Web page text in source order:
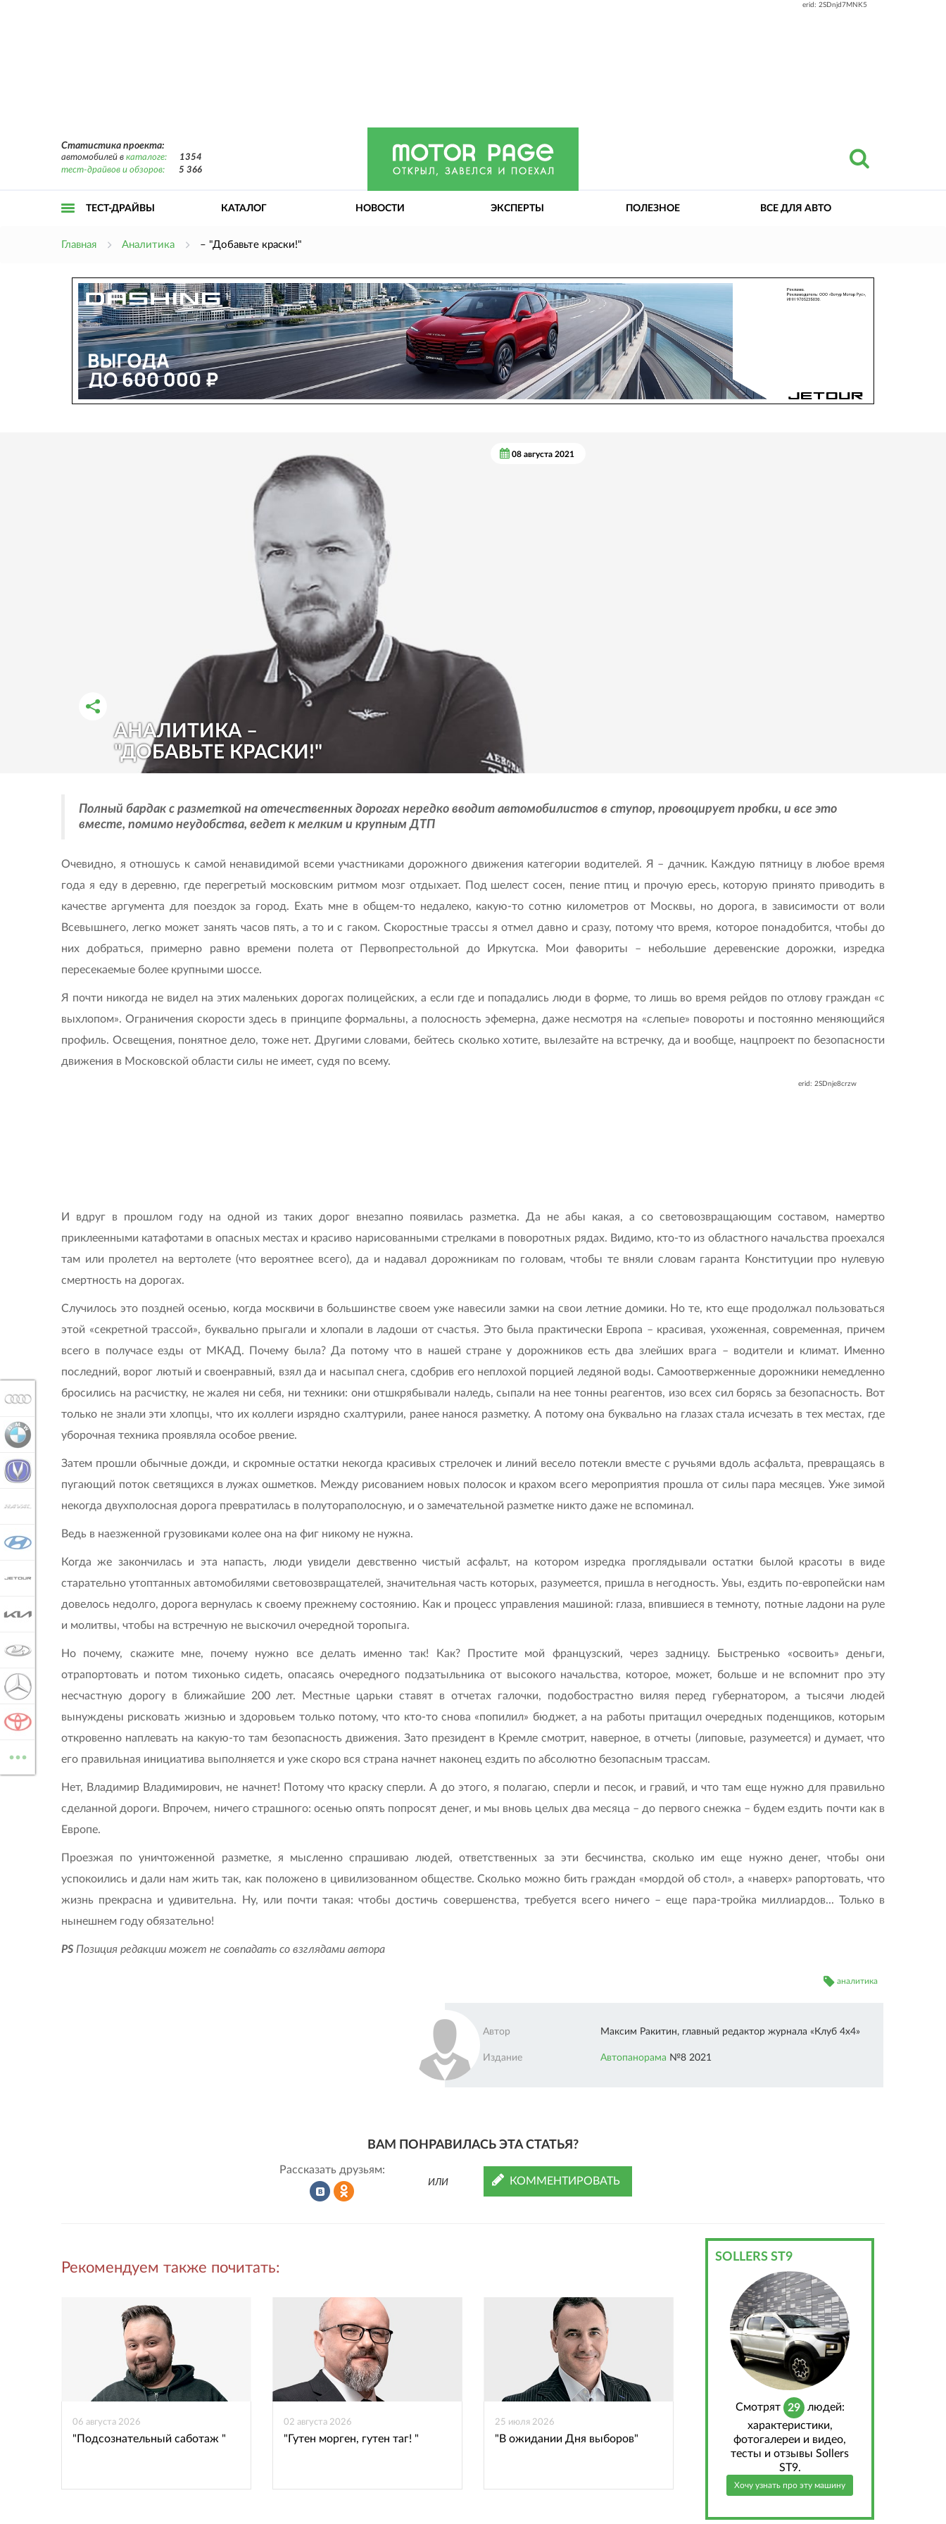
erid: 2SDnjd7MNK5
Статистика проекта:
автомобилей в каталоге:
1354
тест-драйвов и обзоров:
5 366
меню
ТЕСТ-ДРАЙВЫ КАТАЛОГ НОВОСТИ ЭКСПЕРТЫ ПОЛЕЗНОЕ ВСЕ ДЛЯ АВТО
Главная Аналитика – "Добавьте краски!"
АНАЛИТИКА –
"ДОБАВЬТЕ КРАСКИ!"
08 августа 2021
РАССКАЗАТЬ ВО ВКОНТАКТЕ
РАССКАЗАТЬ В ОДНОКЛАССНИКАХ
Полный бардак с разметкой на отечественных дорогах нередко вводит автомобилистов в ступор, провоцирует пробки, и все это
вместе, помимо неудобства, ведет к мелким и крупным ДТП
Очевидно, я отношусь к самой ненавидимой всеми участниками дорожного движения категории водителей. Я – дачник. Каждую пятницу в любое время
года я еду в деревню, где перегретый московским ритмом мозг отдыхает. Под шелест сосен, пение птиц и прочую ересь, которую принято приводить в
качестве аргумента для поездок за город. Ехать мне в общем-то недалеко, какую-то сотню километров от Москвы, но дорога, в зависимости от воли
Всевышнего, легко может занять часов пять, а то и с гаком. Скоростные трассы я отмел давно и сразу, потому что время, которое понадобится, чтобы до
них добраться, примерно равно времени полета от Первопрестольной до Иркутска. Мои фавориты – небольшие деревенские дорожки, изредка
пересекаемые более крупными шоссе.
Я почти никогда не видел на этих маленьких дорогах полицейских, а если где и попадались люди в форме, то лишь во время рейдов по отлову граждан «с
выхлопом». Ограничения скорости здесь в принципе формальны, а полосность эфемерна, даже несмотря на «слепые» повороты и постоянно меняющийся
профиль. Освещения, понятное дело, тоже нет. Другими словами, бейтесь сколько хотите, вылезайте на встречку, да и вообще, нацпроект по безопасности
движения в Московской области силы не имеет, судя по всему.
erid: 2SDnje8crzw
И вдруг в прошлом году на одной из таких дорог внезапно появилась разметка. Да не абы какая, а со световозвращающим составом, намертво
приклеенными катафотами в опасных местах и красиво нарисованными стрелками в поворотных рядах. Видимо, кто-то из областного начальства проехался
там или пролетел на вертолете (что вероятнее всего), да и надавал дорожникам по головам, чтобы те вняли словам гаранта Конституции про нулевую
смертность на дорогах.
Случилось это поздней осенью, когда москвичи в большинстве своем уже навесили замки на свои летние домики. Но те, кто еще продолжал пользоваться
этой «секретной трассой», буквально прыгали и хлопали в ладоши от счастья. Это была практически Европа – красивая, ухоженная, современная, причем
всего в получасе езды от МКАД. Почему была? Да потому что в нашей стране у дорожников есть два злейших врага – водители и климат. Именно
последний, ворог лютый и своенравный, взял да и насыпал снега, сдобрив его неплохой порцией ледяной воды. Самоотверженные дорожники немедленно
бросились на расчистку, не жалея ни себя, ни техники: они отшкрябывали наледь, сыпали на нее тонны реагентов, изо всех сил борясь за безопасность. Вот
только не знали эти хлопцы, что их коллеги изрядно схалтурили, ранее нанося разметку. А потому она буквально на глазах стала исчезать в тех местах, где
уборочная техника проявляла особое рвение.
Затем прошли обычные дожди, и скромные остатки некогда красивых стрелочек и линий весело потекли вместе с ручьями вдоль асфальта, превращаясь в
пугающий поток светящихся в лужах ошметков. Между рисованием новых полосок и крахом всего мероприятия прошла от силы пара месяцев. Уже зимой
некогда двухполосная дорога превратилась в полутораполосную, и о замечательной разметке никто даже не вспоминал.
Ведь в наезженной грузовиками колее она на фиг никому не нужна.
Когда же закончилась и эта напасть, люди увидели девственно чистый асфальт, на котором изредка проглядывали остатки былой красоты в виде
старательно утоптанных автомобилями световозвращателей, значительная часть которых, разумеется, пришла в негодность. Увы, ездить по-европейски нам
довелось недолго, дорога вернулась к своему прежнему состоянию. Как и процесс управления машиной: глаза, впившие­ся в темноту, потные ладони на руле
и молитвы, чтобы на встречную не выскочил очередной торопыга.
Но почему, скажите мне, почему нужно все делать именно так! Как? Простите мой французский, через зад­ницу. Быстренько «освоить» деньги,
отрапортовать и потом тихонько сидеть, опасаясь очередного подзатыльника от высокого начальства, которое, может, больше и не вспомнит про эту
несчастную дорогу в ближайшие 200 лет. Местные царьки ставят в отчетах галочки, подобострастно виляя перед губернатором, а тысячи людей
вынуждены рисковать жизнью и здоровьем только потому, что кто-то снова «попилил» бюджет, а на работы притащил очередных поденщиков, которым
откровенно наплевать на какую-то там безопасность движения. Зато президент в Кремле смотрит, наверное, в отчеты (липовые, разумеет­ся) и думает, что
его правильная инициатива выполняется и уже скоро вся страна начнет наконец ездить по абсолютно безопасным трассам.
Нет, Владимир Владимирович, не начнет! Потому что краску сперли. А до этого, я полагаю, сперли и песок, и гравий, и что там еще нужно для правильно
сделанной дороги. Впрочем, ничего страшного: осенью опять попросят денег, и мы вновь целых два месяца – до первого снежка – будем ездить почти как в
Европе.
Проезжая по уничтоженной разметке, я мысленно спрашиваю людей, ответственных за эти бесчинства, сколько им еще нужно денег, чтобы они
успокоились и дали нам жить так, как положено в цивилизованном обществе. Сколько можно бить граждан «мордой об стол», а «наверх» рапортовать, что
жизнь прекрасна и удивительна. Ну, или почти такая: чтобы достичь совершенства, требуется всего ничего – еще пара-тройка миллиардов... Только в
нынешнем году обязательно!
PS Позиция редакции может не совпадать со взглядами автора
аналитика
Автор Максим Ракитин, главный редактор журнала «Клуб 4x4»
Издание Автопанорама №8 2021
ВАМ ПОНРАВИЛАСЬ ЭТА СТАТЬЯ?
Рассказать друзьям:
ВКонтактеОдноклассниках
ИЛИ КОММЕНТИРОВАТЬ
Рекомендуем также почитать:
06 августа 2026
"Подсознательный саботаж "
02 августа 2026
"Гутен морген, гутен таг! "
25 июля 2026
"В ожидании Дня выборов"
SOLLERS ST9
Cмотрят 29 людей:
характеристики,
фотогалереи и видео,
тесты и отзывы Sollers
ST9.
Хочу узнать про эту машину
AUDI
BMW
HAVAL
HYUNDAI
JETOUR
LADA
TOYOTA
... ВСЕ МАРКИ